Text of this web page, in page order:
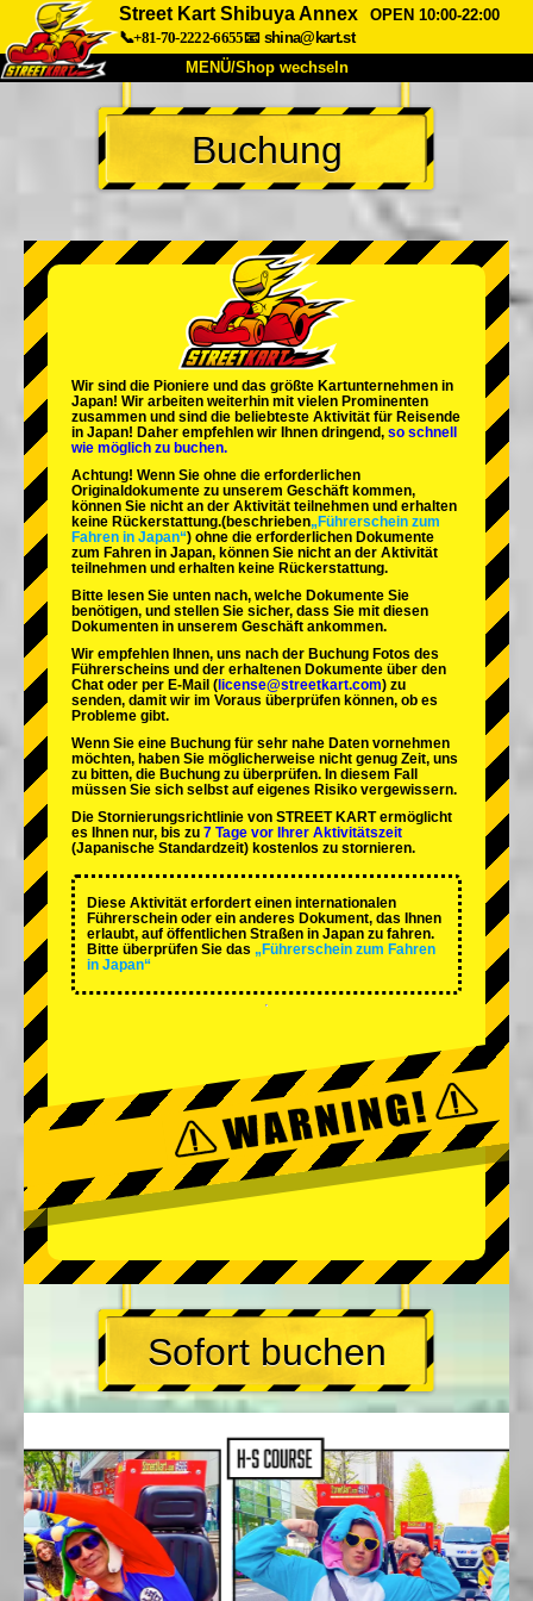
Street Kart Shibuya Annex
OPEN 10:00-22:00
📞+81-70-2222-6655📧 shina@kart.st
MENÜ/Shop wechseln
START
Über uns Spezifikationen Preise
Unternehmen Buchung
Shop wechseln
Tokio Shinagawa Tokio Akihabara#1
Tokio Akihabara#2
Tokio Shibuya Annex Tokio Bucht
Tokio Asakusa Osaka
Okinawa
Buchung
Wir sind die Pioniere und das größte Kartunternehmen in
Japan! Wir arbeiten weiterhin mit vielen Prominenten
zusammen und sind die beliebteste Aktivität für Reisende
in Japan! Daher empfehlen wir Ihnen dringend, so schnell
wie möglich zu buchen.
Achtung! Wenn Sie ohne die erforderlichen
Originaldokumente zu unserem Geschäft kommen,
können Sie nicht an der Aktivität teilnehmen und erhalten
keine Rückerstattung.(beschrieben„Führerschein zum
Fahren in Japan“) ohne die erforderlichen Dokumente
zum Fahren in Japan, können Sie nicht an der Aktivität
teilnehmen und erhalten keine Rückerstattung.
Bitte lesen Sie unten nach, welche Dokumente Sie
benötigen, und stellen Sie sicher, dass Sie mit diesen
Dokumenten in unserem Geschäft ankommen.
Wir empfehlen Ihnen, uns nach der Buchung Fotos des
Führerscheins und der erhaltenen Dokumente über den
Chat oder per E-Mail ( license@streetkart.com) zu
senden, damit wir im Voraus überprüfen können, ob es
Probleme gibt.
Wenn Sie eine Buchung für sehr nahe Daten vornehmen
möchten, haben Sie möglicherweise nicht genug Zeit, uns
zu bitten, die Buchung zu überprüfen. In diesem Fall
müssen Sie sich selbst auf eigenes Risiko vergewissern.
Die Stornierungsrichtlinie von STREET KART ermöglicht
es Ihnen nur, bis zu 7 Tage vor Ihrer Aktivitätszeit
(Japanische Standardzeit) kostenlos zu stornieren.
Diese Aktivität erfordert einen internationalen
Führerschein oder ein anderes Dokument, das Ihnen
erlaubt, auf öffentlichen Straßen in Japan zu fahren.
Bitte überprüfen Sie das „Führerschein zum Fahren
in Japan“
Sofort buchen